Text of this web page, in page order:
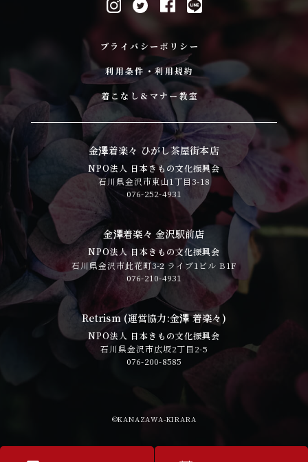
利用条件・利用規約
プライバシーポリシー
着こなし&マナー教室
金澤着楽々 ひがし茶屋街本店
NPO法人 日本きもの文化振興会
石川県金沢市東山1丁目3-18
076-252-4931
金澤着楽々 金沢駅前店
NPO法人 日本きもの文化振興会
石川県金沢市此花町3-2 ライブ1ビル B1F
076-210-4931
Retrism (運営協力:金澤 着楽々)
NPO法人 日本きもの文化振興会
石川県金沢市広坂2丁目2-5
076-200-8585
©︎KANAZAWA-KIRARA